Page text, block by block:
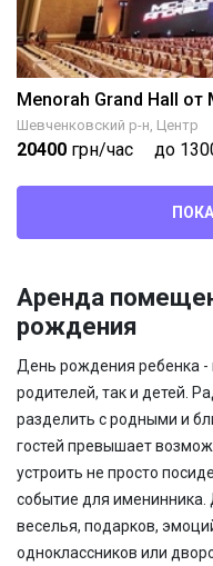
Menorah Grand Hall от
Шевченковский р-н, Центр
20400 грн/час до
Аренда
рождения
День рождения ребенка
родителей, так и детей.
разделить с родными и
гостей превышает
устроить не просто
событие для
веселья, подарков,
одноклассников или